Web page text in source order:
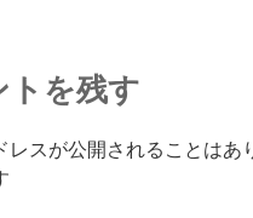
トを残す
レスが公開されることはあ